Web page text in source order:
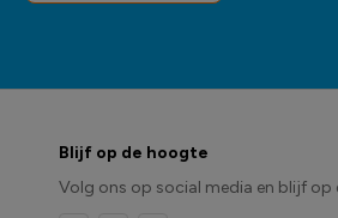
Blijf op de hoogte
Volg ons op social media en blijf